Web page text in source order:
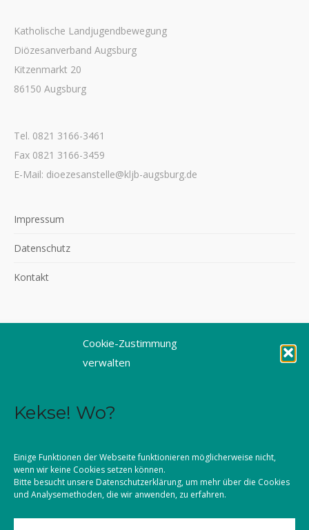
Cookie-Zustimmung
verwalten
Kekse! Wo?
Einige Funktionen der Webseite funktionieren möglicherweise nicht,
wenn wir keine Cookies setzen können.
Bitte besucht unsere Datenschutzerklärung, um mehr über die Cookies
und Analysemethoden, die wir anwenden, zu erfahren.
Katholische Landjugendbewegung
Diözesanverband Augsburg
Kitzenmarkt 20
86150 Augsburg
Tel. 0821 3166-3461
Fax 0821 3166-3459
E-Mail: dioezesanstelle@kljb-augsburg.de
Impressum
Datenschutz
Kontakt
©2026 KLJB Augsburg